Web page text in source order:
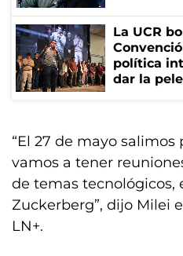
La UCR
política
dar la
“El 27 de mayo salimos
vamos a tener
de temas tecnológicos,
Zuckerberg”, dijo Milei
LN+.